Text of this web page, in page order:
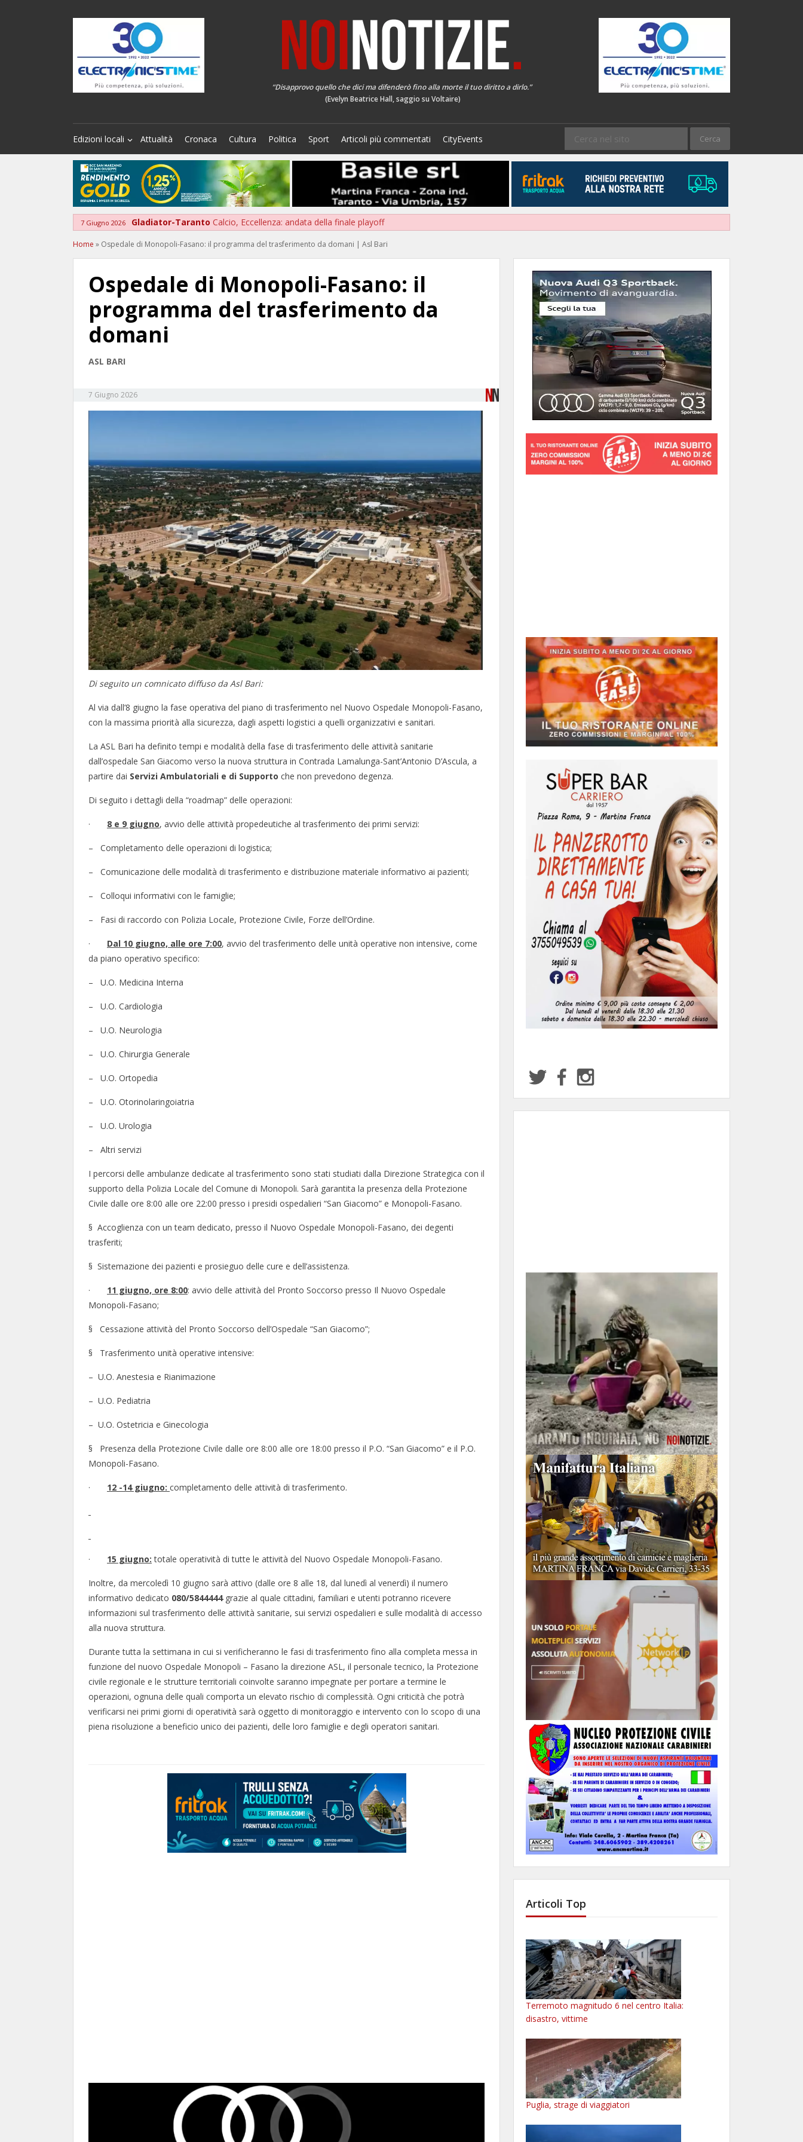
“Disapprovo quello che dici ma difenderò fino alla morte il tuo diritto a dirlo.”
(Evelyn Beatrice Hall, saggio su Voltaire)
Edizioni locali Attualità Cronaca Cultura Politica Sport Articoli più commentati CityEvents
7 Giugno 2026 Gladiator-Taranto Calcio, Eccellenza: andata della finale playoff
Home » Ospedale di Monopoli-Fasano: il programma del trasferimento da domani | Asl Bari
Ospedale di Monopoli-Fasano: il
programma del trasferimento da
domani
ASL BARI
7 Giugno 2026
Di seguito un comnicato diffuso da Asl Bari:
Al via dall’8 giugno la fase operativa del piano di trasferimento nel Nuovo Ospedale Monopoli-Fasano,
con la massima priorità alla sicurezza, dagli aspetti logistici a quelli organizzativi e sanitari.
La ASL Bari ha definito tempi e modalità della fase di trasferimento delle attività sanitarie
dall’ospedale San Giacomo verso la nuova struttura in Contrada Lamalunga-Sant’Antonio D’Ascula, a
partire dai Servizi Ambulatoriali e di Supporto che non prevedono degenza.
Di seguito i dettagli della “roadmap” delle operazioni:
· 8 e 9 giugno, avvio delle attività propedeutiche al trasferimento dei primi servizi:
– Completamento delle operazioni di logistica;
– Comunicazione delle modalità di trasferimento e distribuzione materiale informativo ai pazienti;
– Colloqui informativi con le famiglie;
– Fasi di raccordo con Polizia Locale, Protezione Civile, Forze dell’Ordine.
· Dal 10 giugno, alle ore 7:00, avvio del trasferimento delle unità operative non intensive, come
da piano operativo specifico:
– U.O. Medicina Interna
– U.O. Cardiologia
– U.O. Neurologia
– U.O. Chirurgia Generale
– U.O. Ortopedia
– U.O. Otorinolaringoiatria
– U.O. Urologia
– Altri servizi
I percorsi delle ambulanze dedicate al trasferimento sono stati studiati dalla Direzione Strategica con il
supporto della Polizia Locale del Comune di Monopoli. Sarà garantita la presenza della Protezione
Civile dalle ore 8:00 alle ore 22:00 presso i presidi ospedalieri “San Giacomo” e Monopoli-Fasano.
§ Accoglienza con un team dedicato, presso il Nuovo Ospedale Monopoli-Fasano, dei degenti
trasferiti;
§ Sistemazione dei pazienti e prosieguo delle cure e dell’assistenza.
· 11 giugno, ore 8:00: avvio delle attività del Pronto Soccorso presso Il Nuovo Ospedale
Monopoli-Fasano;
§ Cessazione attività del Pronto Soccorso dell’Ospedale “San Giacomo”;
§ Trasferimento unità operative intensive:
– U.O. Anestesia e Rianimazione
– U.O. Pediatria
– U.O. Ostetricia e Ginecologia
§ Presenza della Protezione Civile dalle ore 8:00 alle ore 18:00 presso il P.O. “San Giacomo” e il P.O.
Monopoli-Fasano.
· 12 -14 giugno: completamento delle attività di trasferimento.
· 15 giugno: totale operatività di tutte le attività del Nuovo Ospedale Monopoli-Fasano.
Inoltre, da mercoledì 10 giugno sarà attivo (dalle ore 8 alle 18, dal lunedì al venerdì) il numero
informativo dedicato 080/5844444grazie al quale cittadini, familiari e utenti potranno ricevere
informazioni sul trasferimento delle attività sanitarie, sui servizi ospedalieri e sulle modalità di accesso
alla nuova struttura.
Durante tutta la settimana in cui si verificheranno le fasi di trasferimento fino alla completa messa in
funzione del nuovo Ospedale Monopoli – Fasano la direzione ASL, il personale tecnico, la Protezione
civile regionale e le strutture territoriali coinvolte saranno impegnate per portare a termine le
operazioni, ognuna delle quali comporta un elevato rischio di complessità. Ogni criticità che potrà
verificarsi nei primi giorni di operatività sarà oggetto di monitoraggio e intervento con lo scopo di una
piena risoluzione a beneficio unico dei pazienti, delle loro famiglie e degli operatori sanitari.
Articoli Top
Terremoto magnitudo 6 nel centro Italia:
disastro, vittime
Puglia, strage di viaggiatori